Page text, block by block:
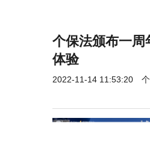
个保法颁布一周
体验
2022-11-14 11:53:20